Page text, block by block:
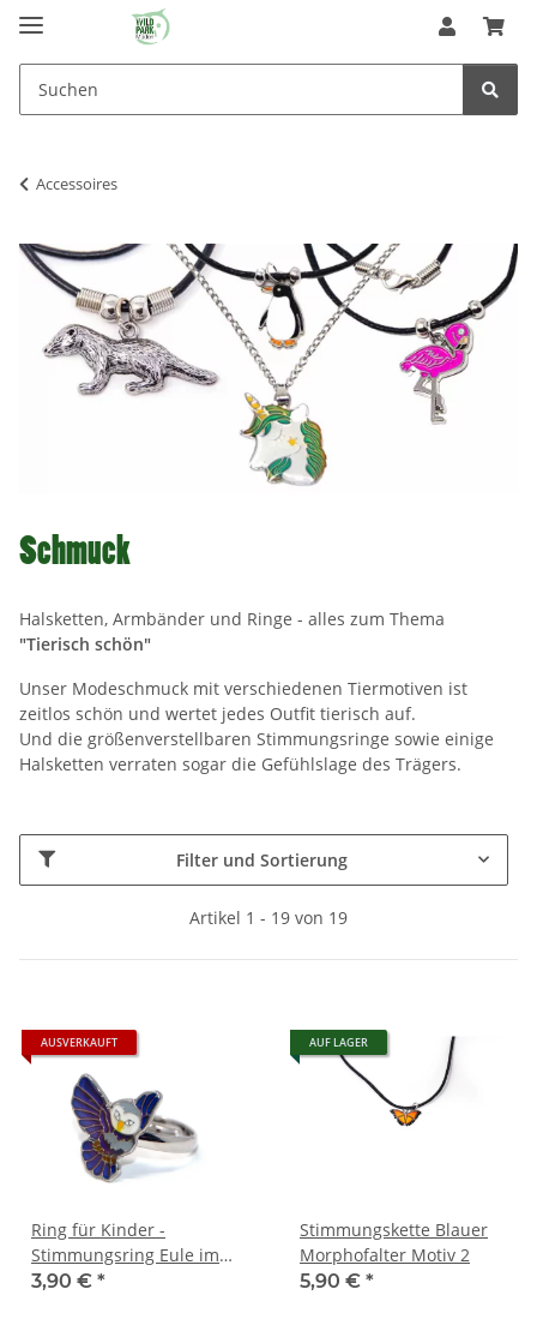
Accessoires
Schmuck
Halsketten, Armbänder und Ringe - alles zum Thema
"Tierisch schön"
Unser Modeschmuck mit verschiedenen Tiermotiven ist
zeitlos schön und wertet jedes Outfit tierisch auf.
Und die größenverstellbaren Stimmungsringe sowie einige
Halsketten verraten sogar die Gefühlslage des Trägers.
Filter und Sortierung
Artikel 1 - 19 von 19
AUSVERKAUFT
Ring für Kinder -
Stimmungsring Eule im
Flug
3,90 € *
AUF LAGER
Stimmungskette Blauer
Morphofalter Motiv 2
5,90 € *